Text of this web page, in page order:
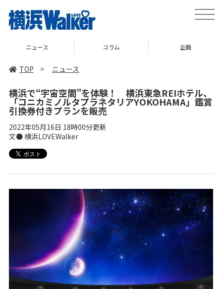
toggle
ニュース コラム 企画
TOP > ニュース
横浜で“宇宙空間”を体験！ 横浜東急REIホテル、
「コニカミノルタプラネタリアYOKOHAMA」鑑賞
引換券付きプランを販売
2022年05月16日 18時00分更新
文● 横浜LOVEWalker